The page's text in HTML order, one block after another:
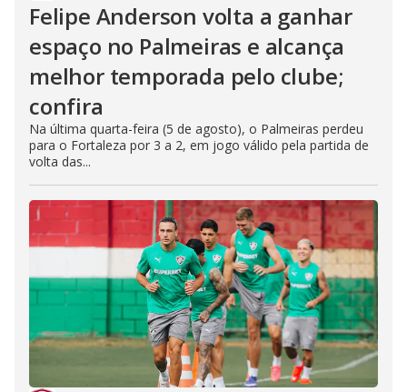
Felipe Anderson volta a ganhar
espaço no Palmeiras e alcança
melhor temporada pelo clube;
confira
Na última quarta-feira (5 de agosto), o Palmeiras perdeu
para o Fortaleza por 3 a 2, em jogo válido pela partida de
volta das...